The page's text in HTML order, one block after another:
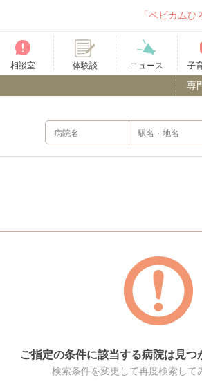
「ベビカムひ
相談室 体験談 ニュース 子
専
ご指定の条件に該当する病院は見つ
検索条件を変更して再度検索して